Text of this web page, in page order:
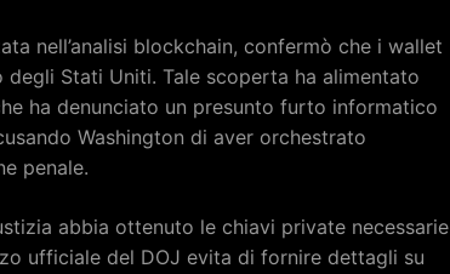
nell’analisi blockchain, confermò che i wallet
Stati Uniti. Tale scoperta ha alimentato
ha denunciato un presunto furto informatico
Washington di aver orchestrato
penale.
abbia ottenuto le chiavi private necessarie
ufficiale del DOJ evita di fornire dettagli su